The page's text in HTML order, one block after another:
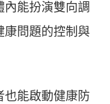
內能扮演雙向調
康問題的控制與
也能啟動健康防